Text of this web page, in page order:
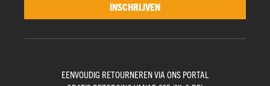
INSCHRIJVEN
EENVOUDIG RETOURNEREN VIA ONS PORTAL